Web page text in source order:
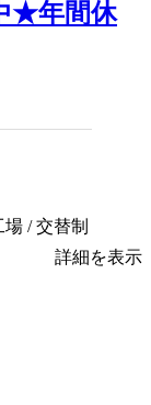
★年間休
/ 交替制
詳細を表示